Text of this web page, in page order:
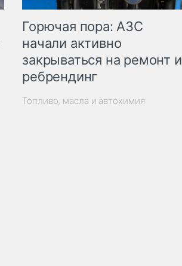
Горючая пора: АЗС
начали активно
закрываться на ремонт и
ребрендинг
Топливо, масла и автохимия